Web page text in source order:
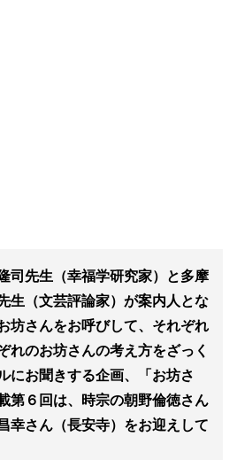
司先生（幸福学研究家）と多摩
生（文芸評論家）が案内人とな
坊さんをお呼びして、それぞれ
れのお坊さんの考え方をざっく
にお聞きする企画、「お坊さ
第６回は、時宗の朝野倫徳さん
幸さん（長安寺）をお迎えして